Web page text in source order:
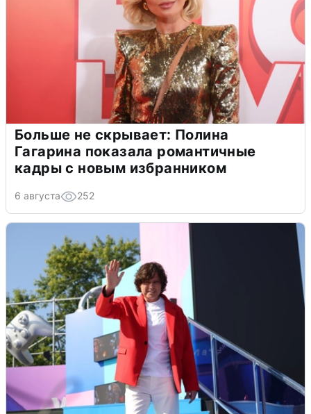
Больше не скрывает: Полина
Гагарина показала романтичные
кадры с новым избранником
6 августа 252